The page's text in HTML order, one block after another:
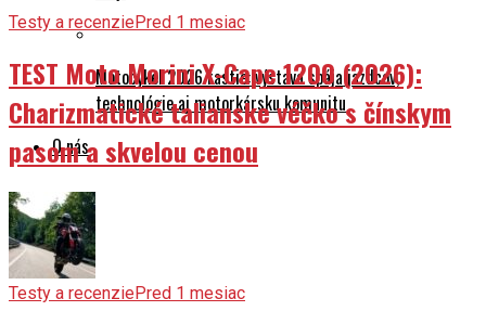
Motocykel 2026 rastie: výstava spája jazdcov,
technológie aj motorkársku komunitu
O nás
Testy a recenziePred 1 mesiac
TEST Moto Morini X-Cape 1200 (2026):
Charizmatické talianske véčko s čínskym
pasom a skvelou cenou
Testy a recenziePred 1 mesiac